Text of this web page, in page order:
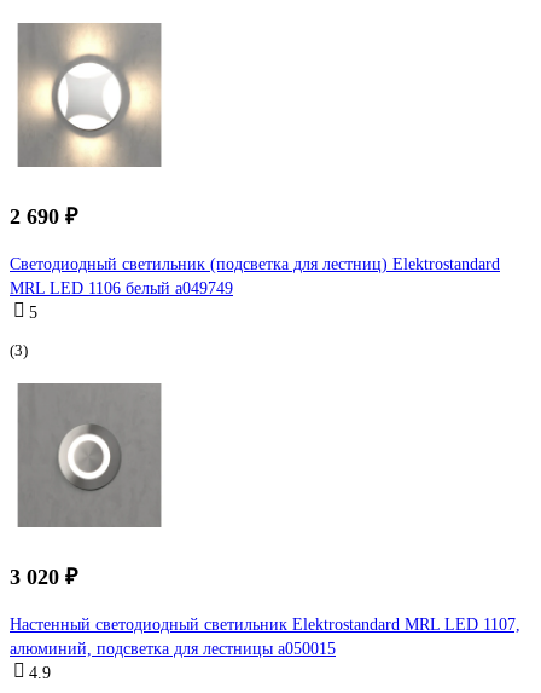
2 690 ₽
Светодиодный светильник (подсветка для лестниц) Elektrostandard
MRL LED 1106 белый a049749
5
(3)
3 020 ₽
Настенный светодиодный светильник Elektrostandard MRL LED 1107,
алюминий, подсветка для лестницы a050015
4.9